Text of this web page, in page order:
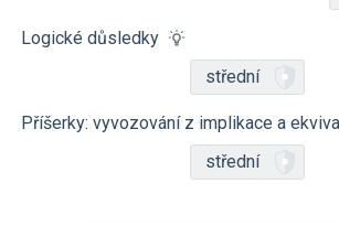
Logické důsledky
střední
Příšerky: vyvozování z implikace a
střední